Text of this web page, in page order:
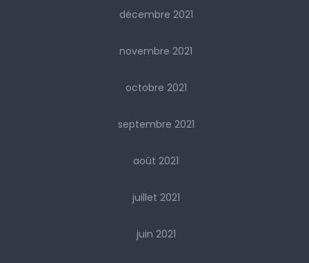
décembre 2021
novembre 2021
octobre 2021
septembre 2021
août 2021
juillet 2021
juin 2021